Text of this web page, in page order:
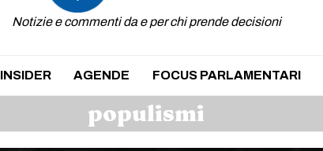
Notizie e commenti da e per chi prende decisioni
INSIDER AGENDE FOCUS PARLAMENTARI
populismi